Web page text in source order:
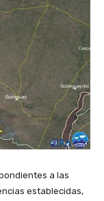
a las
establecidas,